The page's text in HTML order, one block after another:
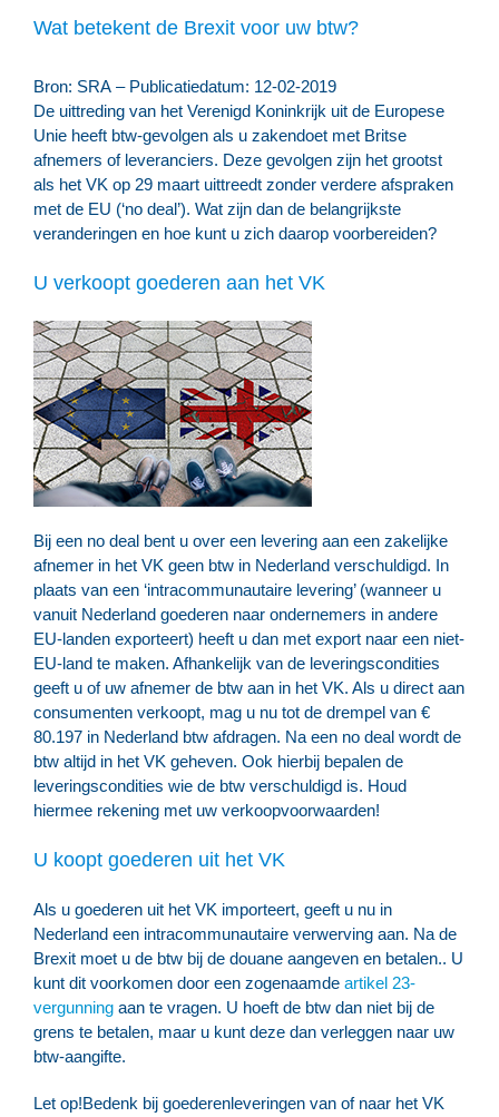
Wat betekent de Brexit voor uw btw?
Bron: SRA – Publicatiedatum: 12-02-2019
De uittreding van het Verenigd Koninkrijk uit de Europese
Unie heeft btw-gevolgen als u zakendoet met Britse
afnemers of leveranciers. Deze gevolgen zijn het grootst
als het VK op 29 maart uittreedt zonder verdere afspraken
met de EU (‘no deal’). Wat zijn dan de belangrijkste
veranderingen en hoe kunt u zich daarop voorbereiden?
U verkoopt goederen aan het VK
Bij een no deal bent u over een levering aan een zakelijke
afnemer in het VK geen btw in Nederland verschuldigd. In
plaats van een ‘intracommunautaire levering’ (wanneer u
vanuit Nederland goederen naar ondernemers in andere
EU-landen exporteert) heeft u dan met export naar een niet-
EU-land te maken. Afhankelijk van de leveringscondities
geeft u of uw afnemer de btw aan in het VK. Als u direct aan
consumenten verkoopt, mag u nu tot de drempel van €
80.197 in Nederland btw afdragen. Na een no deal wordt de
btw altijd in het VK geheven. Ook hierbij bepalen de
leveringscondities wie de btw verschuldigd is. Houd
hiermee rekening met uw verkoopvoorwaarden!
U koopt goederen uit het VK
Als u goederen uit het VK importeert, geeft u nu in
Nederland een intracommunautaire verwerving aan. Na de
Brexit moet u de btw bij de douane aangeven en betalen.. U
kunt dit voorkomen door een zogenaamde artikel 23-
vergunning aan te vragen. U hoeft de btw dan niet bij de
grens te betalen, maar u kunt deze dan verleggen naar uw
btw-aangifte.
Let op!Bedenk bij goederenleveringen van of naar het VK